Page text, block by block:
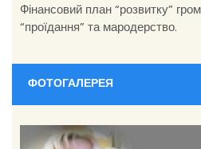
Фінансовий план “розвитку”
“проїдання” та мародерство.
ФОТОГАЛЕРЕЯ